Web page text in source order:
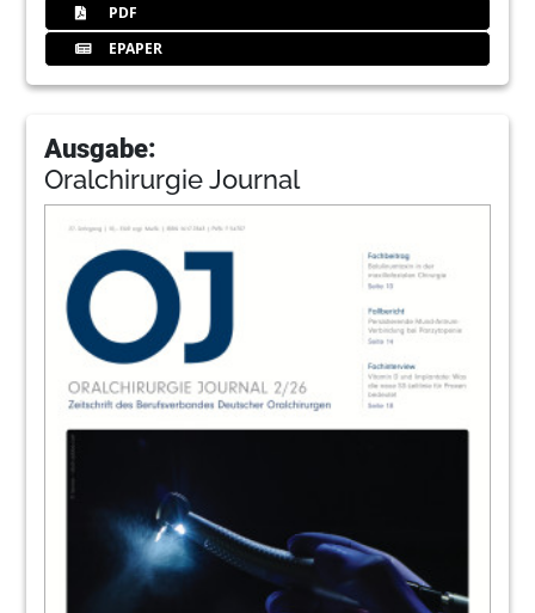
PDF
EPAPER
Ausgabe:
Oralchirurgie Journal